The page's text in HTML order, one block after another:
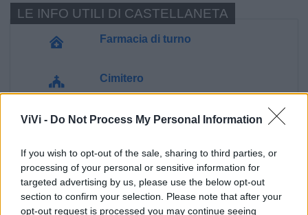
ViVi - Do Not Process My Personal Information
If you wish to opt-out of the sale, sharing to third parties, or
processing of your personal or sensitive information for
targeted advertising by us, please use the below opt-out
section to confirm your selection. Please note that after your
opt-out request is processed you may continue seeing
Farmacia di turno
Cimitero
Ufficio Postale
Guardia Medica
Canile
LE INFO UTILI DI CASTELLANETA